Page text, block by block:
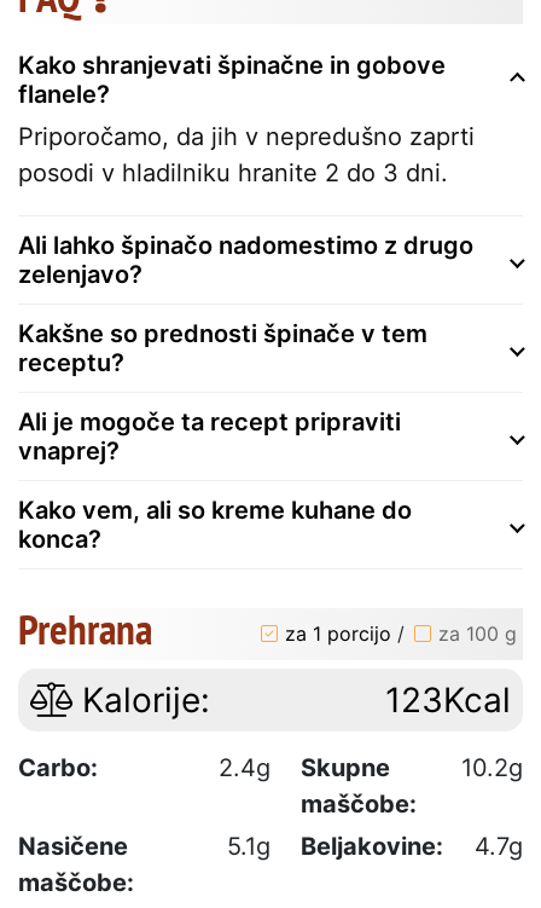
Kako shranjevati špinačne in gobove
flanele?
Priporočamo, da jih v nepredušno zaprti
posodi v hladilniku hranite 2 do 3 dni.
Ali lahko špinačo nadomestimo z drugo
zelenjavo?
Kakšne so prednosti špinače v tem
receptu?
Ali je mogoče ta recept pripraviti
vnaprej?
Kako vem, ali so kreme kuhane do
konca?
Prehrana za 1 porcijo / za 100 g
Kalorije: 123Kcal
Carbo: 2.4g
Skupne
maščobe:
10.2g
Nasičene
maščobe:
5.1g Beljakovine: 4.7g